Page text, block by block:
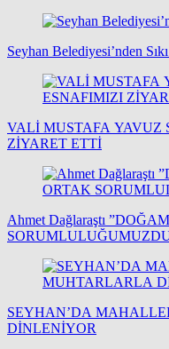
Seyhan Belediyesi’nden
VALİ MUSTAFA YAVUZ
ZİYARET ETTİ
Ahmet Dağlaraştı
SEYHAN’DA
DİNLENİYOR